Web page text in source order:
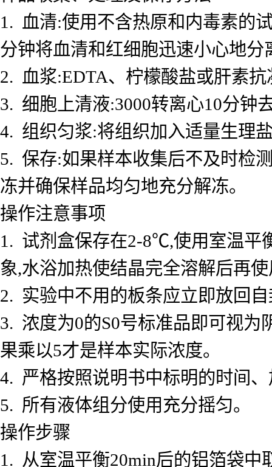
1. 血清:使用不含热原和内毒素的
分钟将血清和红细胞迅速小心地分
2. 血浆:EDTA、柠檬酸盐或肝素
3. 细胞上清液:3000转离心10分钟
4. 组织匀浆:将组织加入适量生理
5. 保存:如果样本收集后不及时检
冻并确保样品均匀地充分解冻。
操作注意事项
1. 试剂盒保存在2-8℃,使用室温平
象,水浴加热使结晶完全溶解后再
2. 实验中不用的板条应立即放回
3. 浓度为0的S0号标准品即可视为
果乘以5才是样本实际浓度。
4. 严格按照说明书中标明的时间
5. 所有液体组分使用充分摇匀。
操作步骤
1. 从室温平衡20min后的铝箔袋